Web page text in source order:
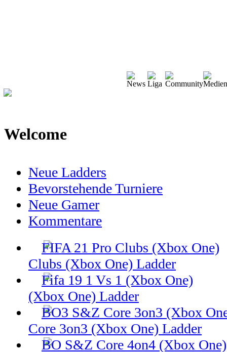
Welcome
Neue Ladders
Bevorstehende Turniere
Neue Gamer
Kommentare
Clubs (Xbox One) Ladder
(Xbox One) Ladder
Core 3on3 (Xbox One) Ladder